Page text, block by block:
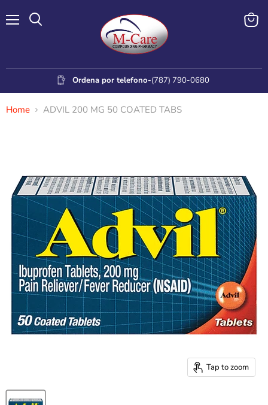
Ordena por telefono-(787) 790-0680
View
Home ADVIL 200 MG 50 COATED TABS
Tap to zoom